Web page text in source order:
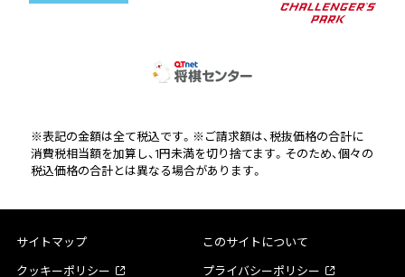
※表記の金額は全て税込です。※ご請求額は、税抜価格の合計に
消費税相当額を加算し、1円未満を切り捨てます。そのため、個々の
税込価格の合計とは異なる場合があります。
サイトマップ
このサイトについて
クッキーポリシー
プライバシーポリシー